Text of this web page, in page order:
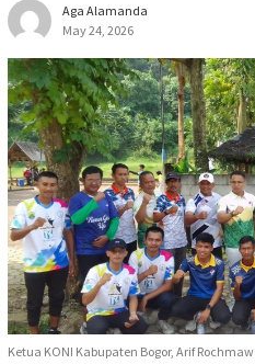
Aga Alamanda
May 24, 2026
Ketua KONI Kabupaten Bogor, Arif